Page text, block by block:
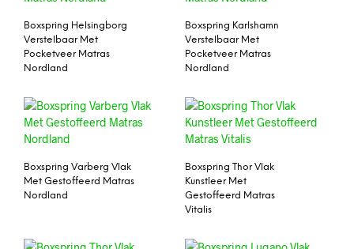
Boxspring Helsingborg
Verstelbaar Met
Pocketveer Matras
Nordland
Boxspring Karlshamn
Verstelbaar Met
Pocketveer Matras
Nordland
Boxspring Varberg Vlak
Met Gestoffeerd Matras
Nordland
Boxspring Thor Vlak
Kunstleer Met
Gestoffeerd Matras
Vitalis